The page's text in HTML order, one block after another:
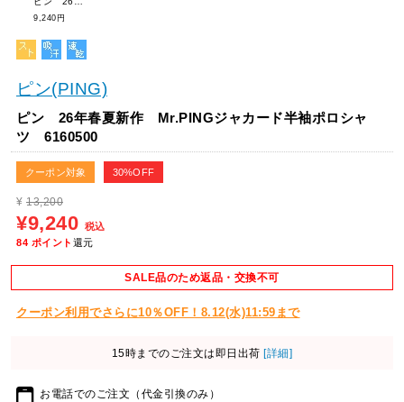
9,240円
ピン(PING)
ピン 26年春夏新作 Mr.PINGジャカード半袖ポロシャ
ツ 6160500
クーポン対象 30%OFF
¥ 13,200
¥9,240 税込
84 ポイント 還元
SALE品のため返品・交換不可
クーポン利用でさらに10％OFF！8.12(水)11:59まで
15時までのご注文は即日出荷 [詳細]
お電話でのご注文（代金引換のみ）